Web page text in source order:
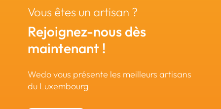
Vous êtes un artisan ?
Rejoignez-nous dès
maintenant !
Wedo vous présente les meilleurs artisans
du Luxembourg